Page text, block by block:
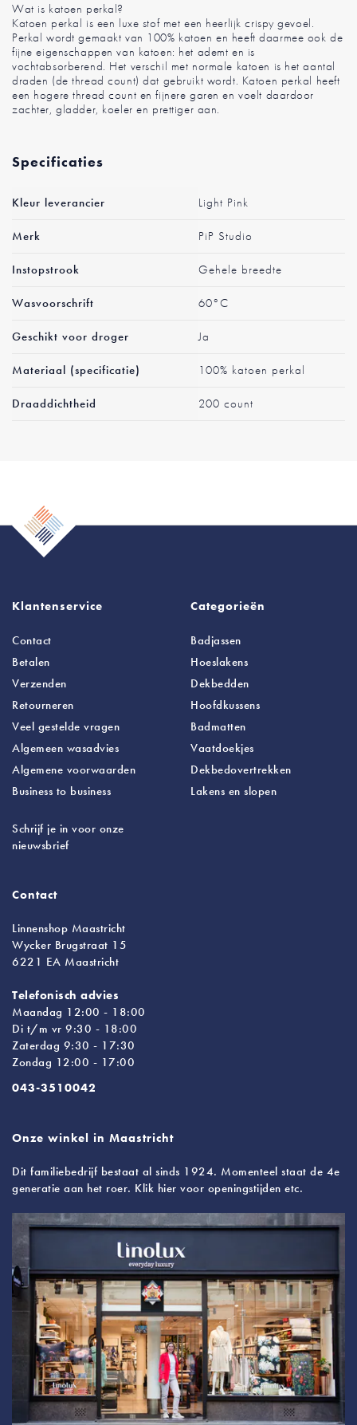
Wat is katoen perkal?
Katoen perkal is een luxe stof met een heerlijk crispy gevoel.
Perkal wordt gemaakt van 100% katoen en heeft daarmee ook de
fijne eigenschappen van katoen: het ademt en is
vochtabsorberend. Het verschil met normale katoen is het aantal
draden (de thread count) dat gebruikt wordt. Katoen perkal heeft
een hogere thread count en fijnere garen en voelt daardoor
zachter, gladder, koeler en prettiger aan.
Specificaties
Meer
informatie
Kleur leverancier Light Pink
Merk PiP Studio
Instopstrook Gehele breedte
Wasvoorschrift 60°C
Geschikt voor droger Ja
Materiaal (specificatie) 100% katoen perkal
Draaddichtheid 200 count
Klantenservice
Contact
Betalen
Verzenden
Retourneren
Veel gestelde vragen
Algemeen wasadvies
Algemene voorwaarden
Business to business
Schrijf je in voor onze
nieuwsbrief
Categorieën
Badjassen
Hoeslakens
Dekbedden
Hoofdkussens
Badmatten
Vaatdoekjes
Dekbedovertrekken
Lakens en slopen
Contact
Linnenshop Maastricht
Wycker Brugstraat 15
6221 EA Maastricht
Telefonisch advies
Maandag 12:00 - 18:00
Di t/m vr 9:30 - 18:00
Zaterdag 9:30 - 17:30
Zondag 12:00 - 17:00
043-3510042
Onze winkel in Maastricht
Dit familiebedrijf bestaat al sinds 1924. Momenteel staat de 4e
generatie aan het roer. Klik hier voor openingstijden etc.